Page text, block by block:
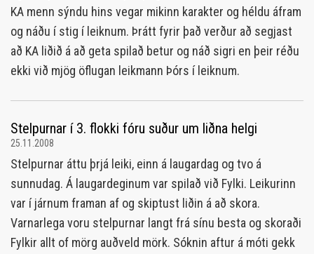
KA menn sýndu hins vegar mikinn karakter og héldu áfram
og náðu í stig í leiknum. Þrátt fyrir það verður að segjast
að KA liðið á að geta spilað betur og náð sigri en þeir réðu
ekki við mjög öflugan leikmann Þórs í leiknum.
Stelpurnar í 3. flokki fóru suður um liðna helgi
25.11.2008
Stelpurnar áttu þrjá leiki, einn á laugardag og tvo á
sunnudag. Á laugardeginum var spilað við Fylki. Leikurinn
var í járnum framan af og skiptust liðin á að skora.
Varnarlega voru stelpurnar langt frá sínu besta og skoraði
Fylkir allt of mörg auðveld mörk. Sóknin aftur á móti gekk